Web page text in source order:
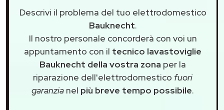
Descrivi il problema del tuo elettrodomestico
Bauknecht.
Il nostro personale concorderà con voi un
appuntamento con il tecnico lavastoviglie
Bauknecht della vostra zona per la
riparazione dell'elettrodomestico fuori
garanzia nel più breve tempo possibile.